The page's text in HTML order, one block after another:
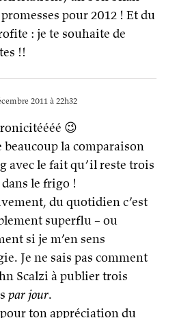
pour 2012 ! Et du
: je te souhaite de
!!
2011 à 22h32
😉
beaucoup la comparaison
avec le fait qu’il reste trois
le frigo !
du quotidien c’est
superflu – ou
si je m’en sens
Je ne sais pas comment
Scalzi à publier trois
par jour.
ton appréciation du